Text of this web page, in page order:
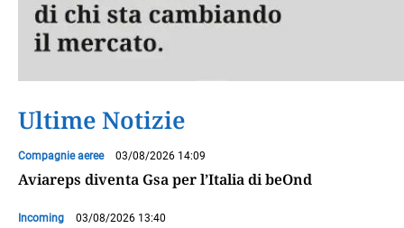
Ultime Notizie
Compagnie aeree 03/08/2026 14:09
Aviareps diventa Gsa per l’Italia di beOnd
Incoming 03/08/2026 13:40